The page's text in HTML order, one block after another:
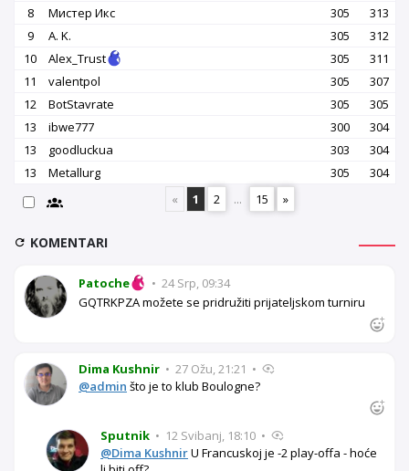
8
Мистер Икс 305
313
9
A. K. 305
312
10
Alex_Trust 305
311
11
valentpol 305
307
12
BotStavrate 305
305
13
ibwe777 300
304
13
goodluckua 303
304
13
Metallurg 305
304
«
1 2 ... 15 »
KOMENTARI
Patoche • 24 Srp, 09:34
GQTRKPZA možete se pridružiti prijateljskom turniru
Dima Kushnir • 27 Ožu, 21:21 •
@admin što je to klub Boulogne?
Sputnik • 12 Svibanj, 18:10 •
@Dima KushnirU Francuskoj je -2 play-offa - hoće